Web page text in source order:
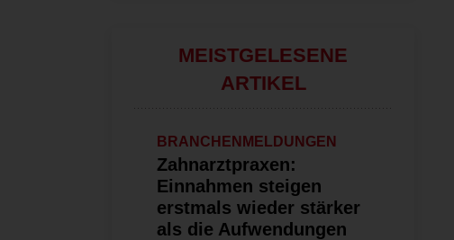
MEISTGELESENE
ARTIKEL
BRANCHENMELDUNGEN
Zahnarztpraxen:
Einnahmen steigen
erstmals wieder stärker
als die Aufwendungen